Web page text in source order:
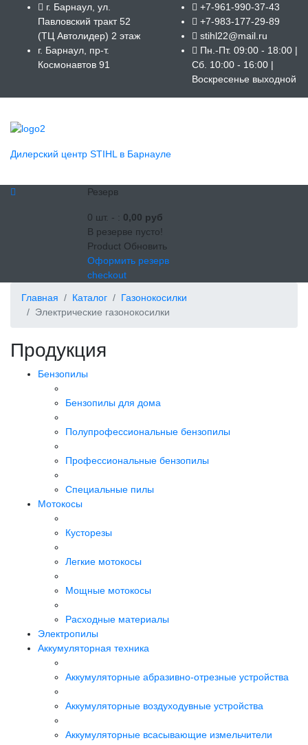
г. Барнаул, ул.
Павловский тракт 52
(ТЦ Автолидер) 2 этаж
г. Барнаул, пр-т.
Космонавтов 91
+7-961-990-37-43
+7-983-177-29-89
stihl22@mail.ru
Пн.-Пт. 09:00 - 18:00 |
Сб. 10:00 - 16:00 |
Воскресенье выходной
Дилерский центр STIHL в Барнауле
Резерв
0 шт. - : 0,00 руб
В резерве пусто!
Product Обновить
Оформить резерв
checkout
Главная Каталог
Газонокосилки
Электрические газонокосилки
Продукция
Бензопилы
Бензопилы для дома
Полупрофессиональные бензопилы
Профессиональные бензопилы
Специальные пилы
Мотокосы
Кусторезы
Легкие мотокосы
Мощные мотокосы
Расходные материалы
Электропилы
Аккумуляторная техника
Аккумуляторные абразивно-отрезные устройства
Аккумуляторные воздуходувные устройства
Аккумуляторные всасывающие измельчители